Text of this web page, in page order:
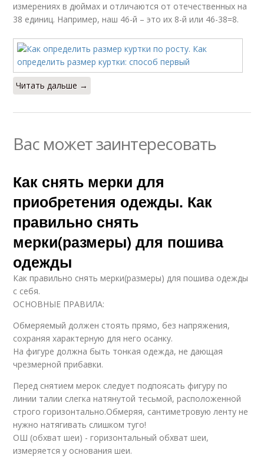
измерениях в дюймах и отличаются от отечественных на
38 единиц. Например, наш 46-й – это их 8-й или 46-38=8.
Читать дальше →
Вас может заинтересовать
Как снять мерки для
приобретения одежды. Как
правильно снять
мерки(размеры) для пошива
одежды
Как правильно снять мерки(размеры) для пошива одежды
с себя.
ОСНОВНЫЕ ПРАВИЛА:
Обмеряемый должен стоять прямо, без напряжения,
сохраняя характерную для него осанку.
На фигуре должна быть тонкая одежда, не дающая
чрезмерной прибавки.
Перед снятием мерок следует подпоясать фигуру по
линии талии слегка натянутой тесьмой, расположенной
строго горизонтально.Обмеряя, сантиметровую ленту не
нужно натягивать слишком туго!
ОШ (обхват шеи) - горизонтальный обхват шеи,
измеряется у основания шеи.